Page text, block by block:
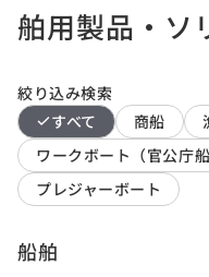
舶用製品・ソ
絞り込み検索
すべて
商船
ワークボート（官公庁船
プレジャーボート
船舶